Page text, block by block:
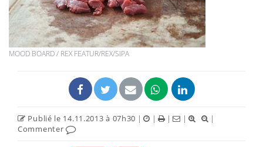
MOOD BOARD / REX FEATUR/REX/SIPA
Publié le 14.11.2013 à 07h30 | | | |
|
Commenter